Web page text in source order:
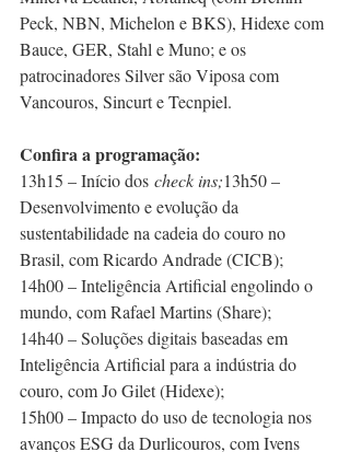
Peck, NBN, Michelon e BKS), Hidexe com
Bauce, GER, Stahl e Muno; e os
patrocinadores Silver são Viposa com
Vancouros, Sincurt e Tecnpiel.
Confira a programação:
13h15 – Início dos check ins;13h50 –
Desenvolvimento e evolução da
sustentabilidade na cadeia do couro no
Brasil, com Ricardo Andrade (CICB);
14h00 – Inteligência Artificial engolindo o
mundo, com Rafael Martins (Share);
14h40 – Soluções digitais baseadas em
Inteligência Artificial para a indústria do
couro, com Jo Gilet (Hidexe);
15h00 – Impacto do uso de tecnologia nos
avanços ESG da Durlicouros, com Ivens